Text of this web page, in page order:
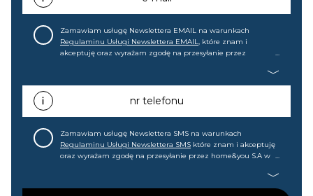
Zamawiam usługę Newslettera EMAIL na warunkach
Regulaminu Usługi Newslettera EMAIL, które znam i
akceptuję oraz wyrażam zgodę na przesyłanie przez
promocjach, wyprzedażach). Wiem, że mogę tę zgodę w
każdej chwili cofnąć.nr telefonu
Zamawiam usługę Newslettera SMS na warunkach
Regulaminu Usługi Newslettera SMS które znam i akceptuję
oraz wyrażam zgodę na przesyłanie przez home&you S.A w
wyprzedażach). Wiem, że mogę tę zgodę w każdej chwili